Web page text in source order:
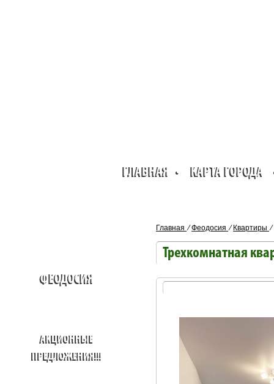
ГЛАВНАЯ • КАРТА ГОРОДА
Главная ⁄ Феодосия ⁄ Квартиры ⁄
Трехкомнатная
ФЕОДОСИЯ
АКЦИОННЫЕ
ПРЕДЛОЖЕНИЯ!!!